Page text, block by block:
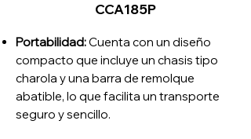
CCA185P
Portabilidad:Cuenta con un diseño
compacto que incluye un chasis tipo
charola y una barra de remolque
abatible, lo que facilita un transporte
seguro y sencillo.